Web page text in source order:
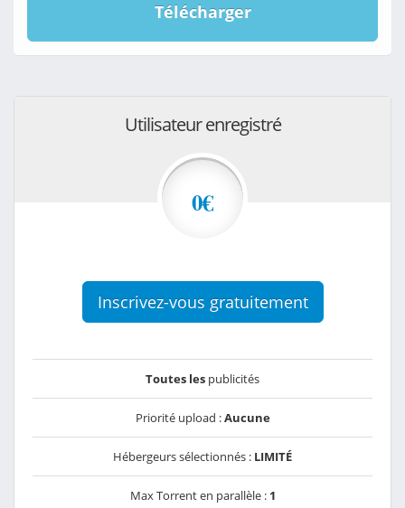
Télécharger
Utilisateur enregistré
0€
Inscrivez-vous gratuitement
Toutes les publicités
Priorité upload :Aucune
Hébergeurs sélectionnés : LIMITÉ
Max Torrent en parallèle : 1